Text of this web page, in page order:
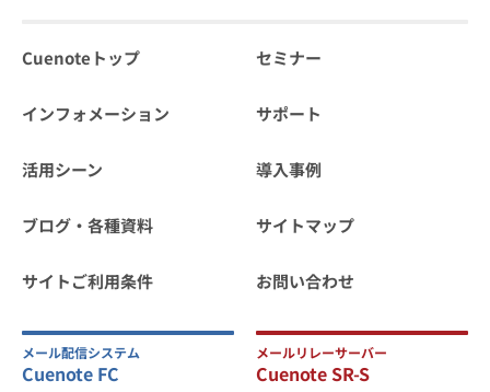
Cuenoteトップ セミナー
インフォメーション サポート
活用シーン 導入事例
ブログ・各種資料 サイトマップ
サイトご利用条件 お問い合わせ
メール配信システム
Cuenote FC
メールリレーサーバー
Cuenote SR-S